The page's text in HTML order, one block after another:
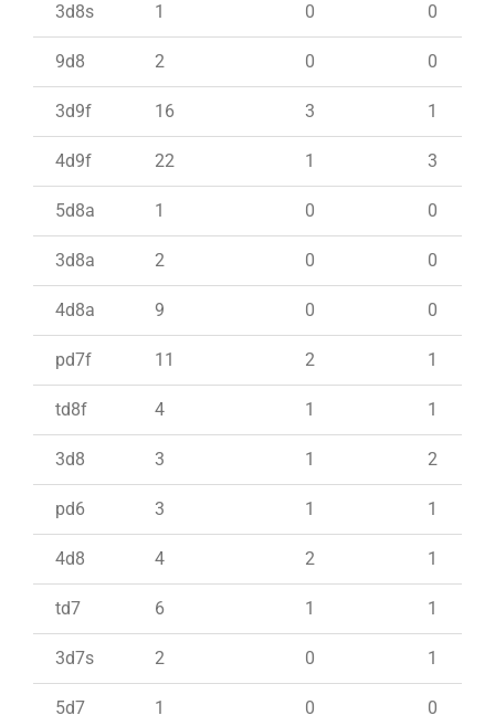
3d8s 1 0 0
9d8 2 0 0
3d9f 16 3 1
4d9f 22 1 3
5d8a 1 0 0
3d8a 2 0 0
4d8a 9 0 0
pd7f 11 2 1
td8f 4 1 1
3d8 3 1 2
pd6 3 1 1
4d8 4 2 1
td7 6 1 1
3d7s 2 0 1
5d7 1 0 0